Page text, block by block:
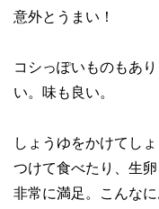
意外とうまい！
コシっぽいものもあ
い。味も良い。
しょうゆをかけてし
つけて食べたり、生
非常に満足。こんな